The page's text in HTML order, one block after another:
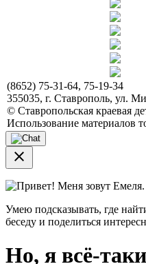
(8652) 75-31-64, 75-19-34
355035, г. Ставрополь, ул.
© Ставропольская краевая
Использование материалов
close
Привет! Меня зовут Емеля.
Умею подсказывать, где
беседу и поделиться
Но, я всё-